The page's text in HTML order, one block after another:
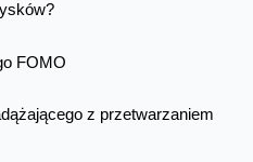
FOMO
z przetwarzaniem